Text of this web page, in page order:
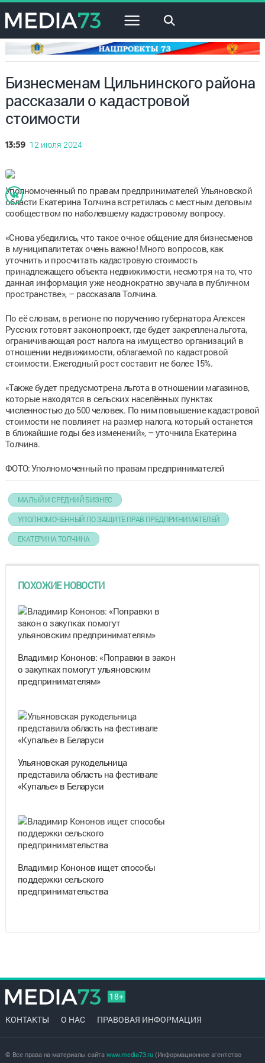
×
Бизнесменам Цильнинского района
рассказали о кадастровой
стоимости
13:59 12 июля 2024
Уполномоченный по правам предпринимателей Ульяновской
области Екатерина Толчина встретилась с местным деловым
сообществом по наболевшему кадастровому вопросу.
«Снова убедились, что такое очное общение для бизнесменов
в муниципалитетах очень важно! Много вопросов, как
уточнить и просчитать кадастровую стоимость
принадлежащего объекта недвижимости, несмотря на то, что
данная информация уже неоднократно звучала в публичном
пространстве», – рассказала Толчина.
По её словам, в регионе по поручению губернатора Алексея
Русских готовят законопроект, где будет закреплена льгота,
ограничивающая рост налога на имущество организаций в
отношении недвижимости, облагаемой по кадастровой
стоимости. Ежегодный рост составит не более 15%.
«Также будет предусмотрена льгота в отношении магазинов,
которые находятся в сельских населённых пунктах
численностью до 500 человек. По ним повышение кадастровой
стоимости не повлияет на размер налога, который останется
в ближайшие годы без изменений», – уточнила Екатерина
Толчина.
ФОТО: Уполномоченный по правам предпринимателей
МАЛЫЙ И СРЕДНИЙ БИЗНЕС
УПОЛНОМОЧЕННЫЙ ПО ЗАЩИТЕ ПРАВ ПРЕДПРИНИМАТЕЛЕЙ
ЕКАТЕРИНА ТОЛЧИНА
ПОХОЖИЕ НОВОСТИ
Владимир Кононов: «Поправки в закон
о закупках помогут ульяновским
предпринимателям»
Ульяновская рукодельница
представила область на фестивале
«Купалье» в Беларуси
Владимир Кононов ищет способы
поддержки сельского
предпринимательства
18+
КОНТАКТЫ О НАС ПРАВОВАЯ ИНФОРМАЦИЯ
© Все права на материалы сайта www.media73.ru(Информационное агентство